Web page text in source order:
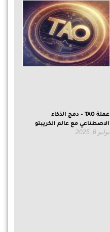
عملة TAO – دمج الذكاء
الاصطناعي مع عالم الكريبتو
يوليو 6, 2025